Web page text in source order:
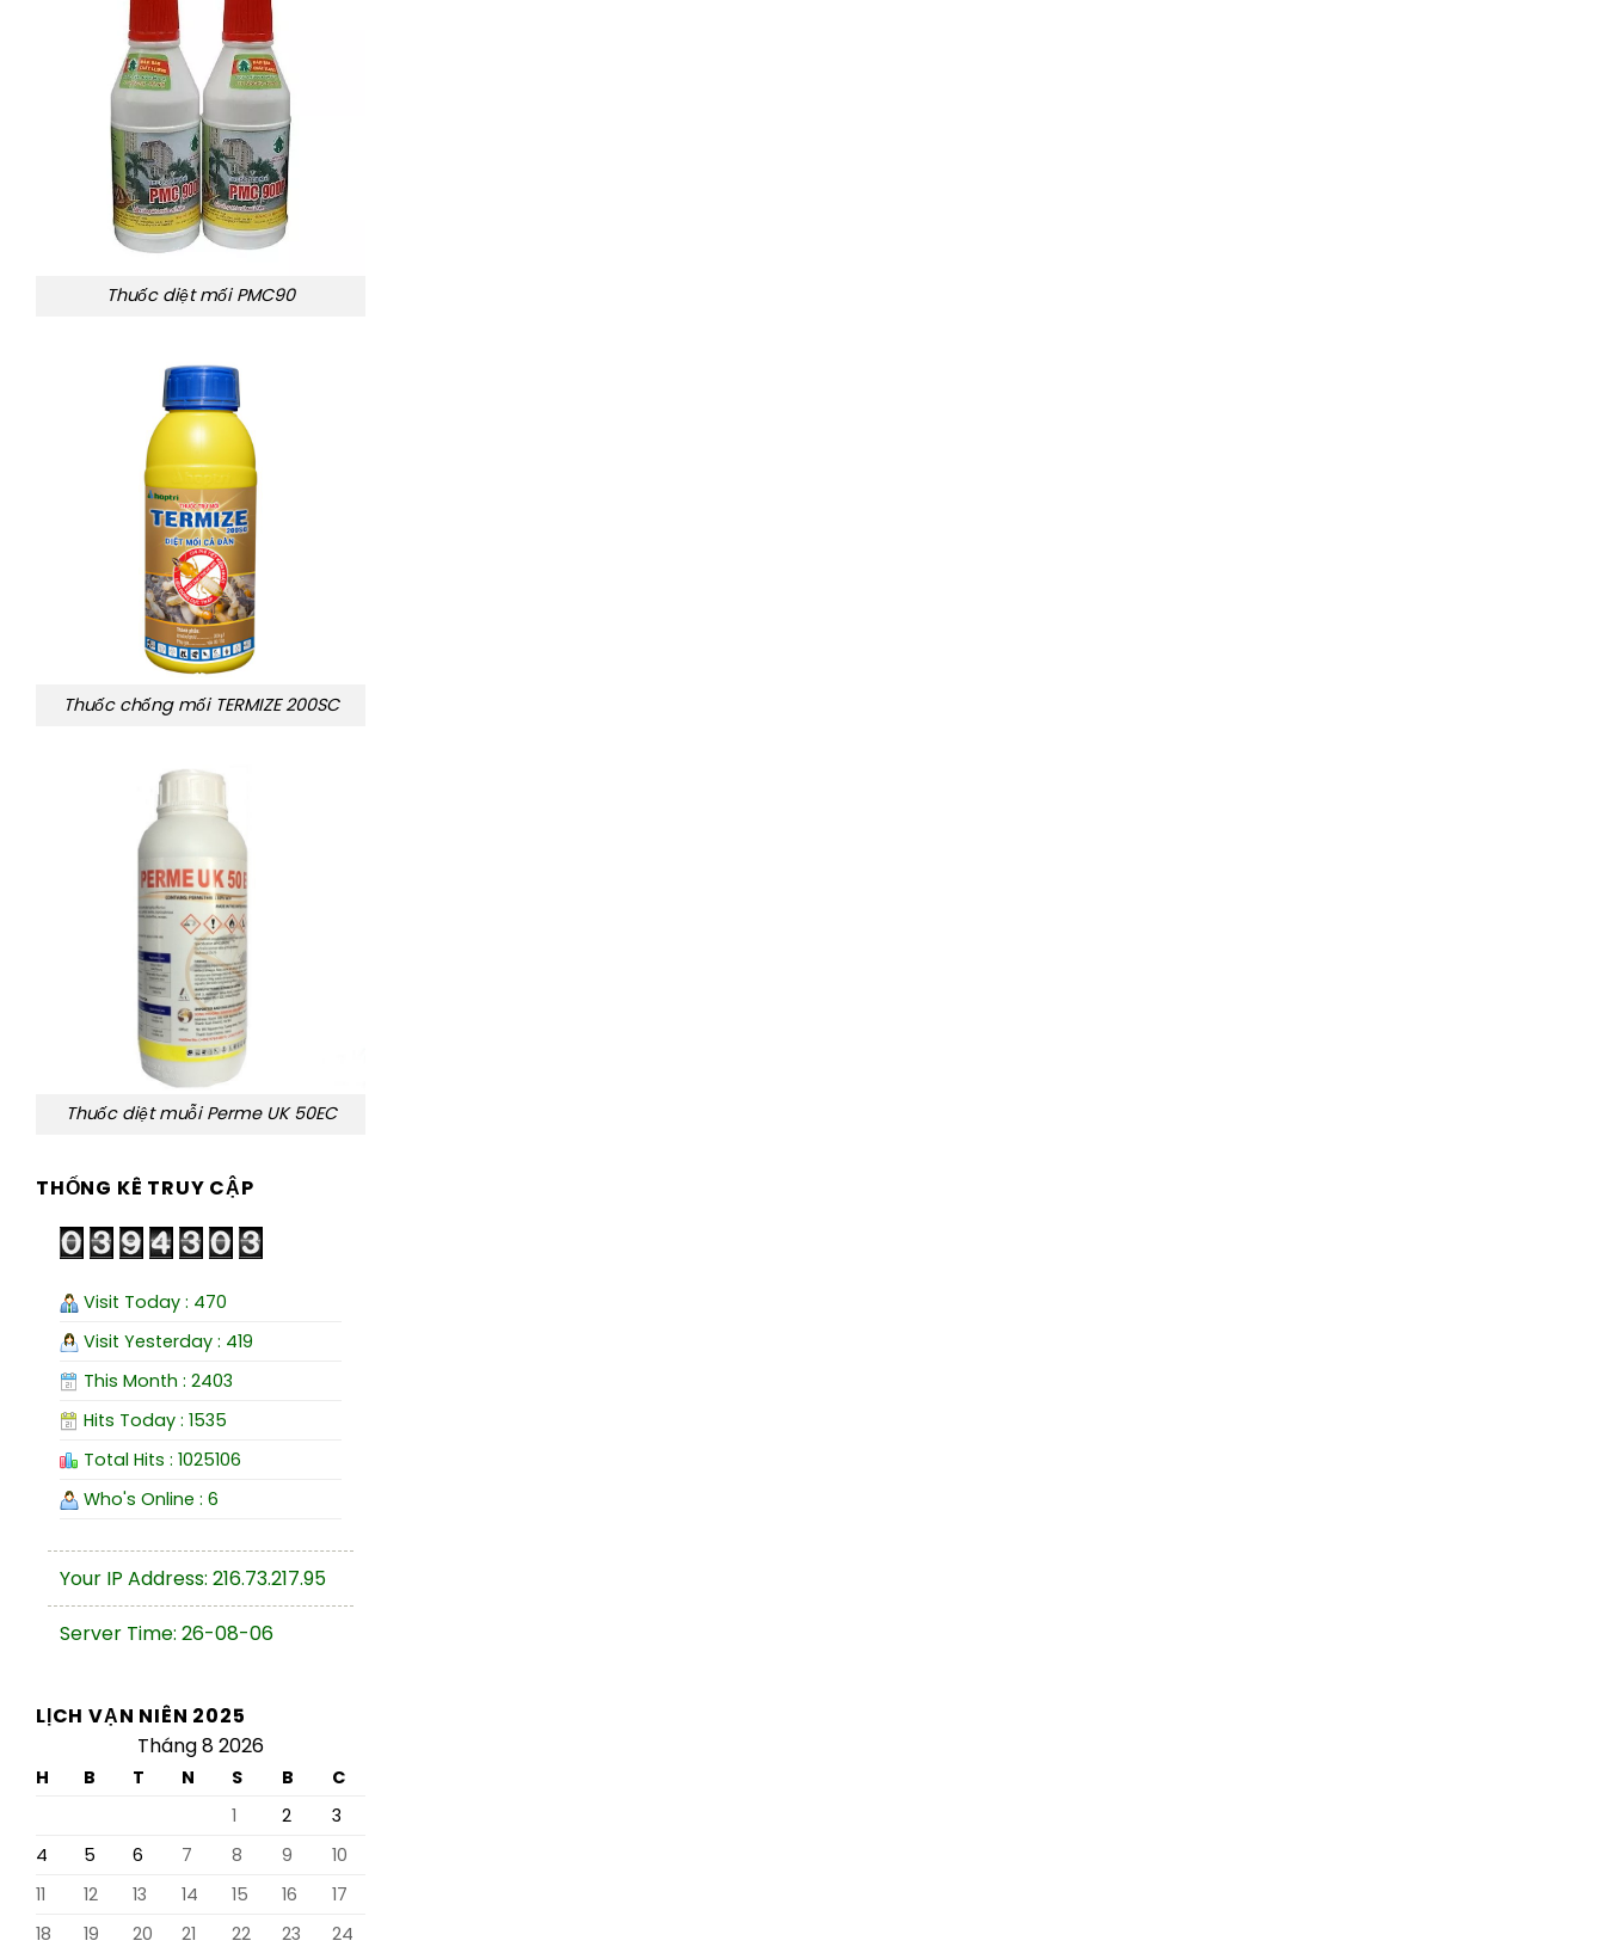
Thuốc diệt mối PMC90
Thuốc chống mối TERMIZE 200SC
Thuốc diệt muỗi Perme UK 50EC
THỐNG KÊ TRUY CẬP
Visit Today : 470
Visit Yesterday : 419
This Month : 2403
Hits Today : 1535
Total Hits : 1025106
Who's Online : 6
Your IP Address: 216.73.217.95
Server Time: 26-08-06
LỊCH VẠN NIÊN 2025
Tháng 8 2026
H B T N S B
C
1
2
3
4
5 6 7 8 9
10
11
12 13 14 15 16
17
18
19 20 21 22 23 24